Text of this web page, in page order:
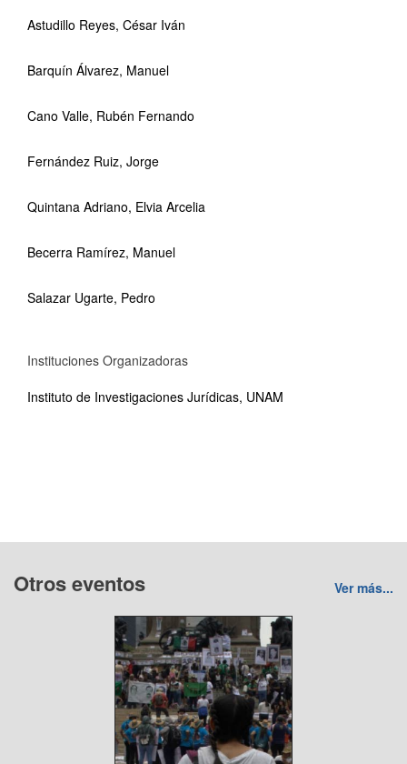
Astudillo Reyes, César Iván
Barquín Álvarez, Manuel
Cano Valle, Rubén Fernando
Fernández Ruiz, Jorge
Quintana Adriano, Elvia Arcelia
Becerra Ramírez, Manuel
Salazar Ugarte, Pedro
Instituciones Organizadoras
Instituto de Investigaciones Jurídicas, UNAM
Otros eventos Ver más...